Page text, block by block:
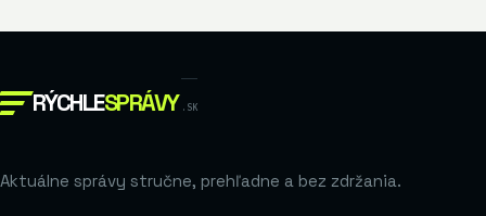
RÝCHLESPRÁVY .SK
Aktuálne správy stručne, prehľadne a bez zdržania.